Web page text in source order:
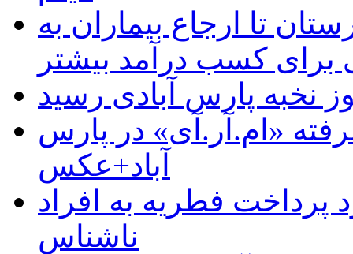
تا ارجاع بیماران به
کسب درآمد بیشتر
نخبه پارس آبادی رسید
«ام.آر.آی» در پارس
آباد+عکس
پرداخت فطریه به افراد
ناشناس